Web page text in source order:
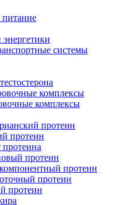
питание
системы
комплексы
комплексы
протеин
протеин
протеина
протеин
протеин
протеин
протеин